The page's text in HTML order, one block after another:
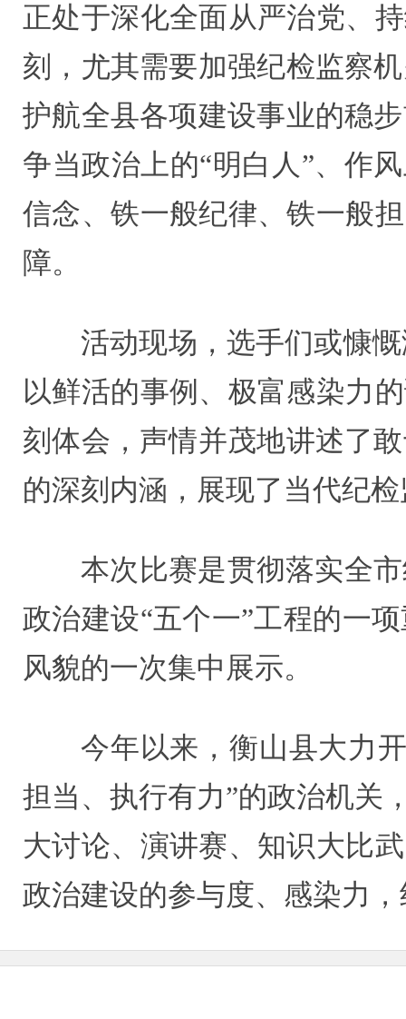
正处于深化全面从严治党、
刻，尤其需要加强纪检监察
护航全县各项建设事业的稳
争当政治上的“明白人”、作
信念、铁一般纪律、铁一般
障。
活动现场，选手们或慷
以鲜活的事例、极富感染力
刻体会，声情并茂地讲述了
的深刻内涵，展现了当代纪
本次比赛是贯彻落实全
政治建设“五个一”工程的一
风貌的一次集中展示。
今年以来，衡山县大力
担当、执行有力”的政治机关
大讨论、演讲赛、知识大比
政治建设的参与度、感染力